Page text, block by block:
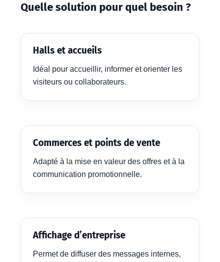
Quelle solution pour quel besoin ?
Halls et accueils
Idéal pour accueillir, informer et orienter les
visiteurs ou collaborateurs.
Commerces et points de vente
Adapté à la mise en valeur des offres et à la
communication promotionnelle.
Affichage d’entreprise
Permet de diffuser des messages internes,